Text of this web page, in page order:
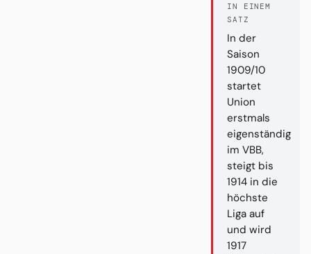
IN EINEM
SATZ
In der
Saison
1909/10
startet
Union
erstmals
eigenständig
im VBB,
steigt bis
1914 in die
höchste
Liga auf
und wird
1917